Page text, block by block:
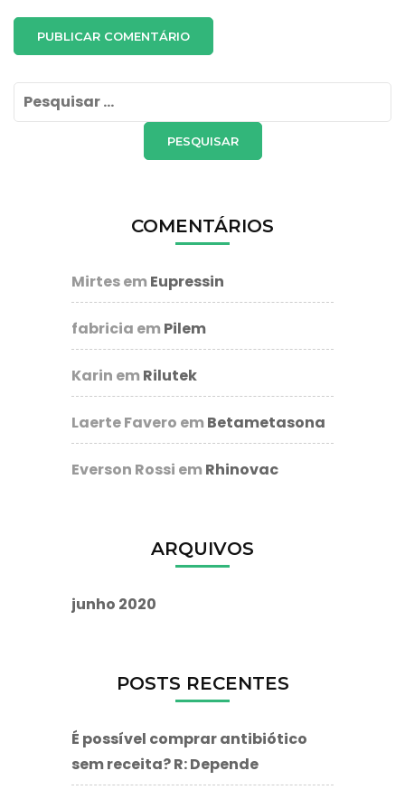
Pesquisar
por:
COMENTÁRIOS
Mirtesem Eupressin
fabricia em Pilem
Karin em Rilutek
Laerte Favero em Betametasona
Everson Rossi em Rhinovac
ARQUIVOS
junho 2020
POSTS RECENTES
É possível comprar antibiótico
sem receita? R: Depende